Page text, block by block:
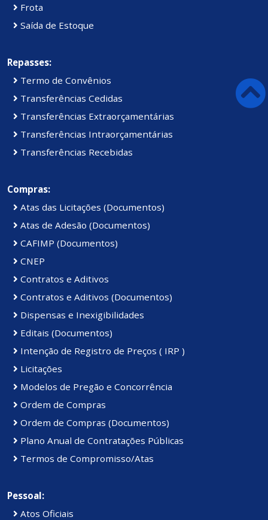
Frota
Saída de Estoque
Repasses:
Termo de Convênios
Transferências Cedidas
Transferências Extraorçamentárias
Transferências Intraorçamentárias
Transferências Recebidas
Compras:
Atas das Licitações (Documentos)
Atas de Adesão (Documentos)
CAFIMP (Documentos)
CNEP
Contratos e Aditivos
Contratos e Aditivos (Documentos)
Dispensas e Inexigibilidades
Editais (Documentos)
Intenção de Registro de Preços ( IRP )
Licitações
Modelos de Pregão e Concorrência
Ordem de Compras
Ordem de Compras (Documentos)
Plano Anual de Contratações Públicas
Termos de Compromisso/Atas
Pessoal:
Atos Oficiais